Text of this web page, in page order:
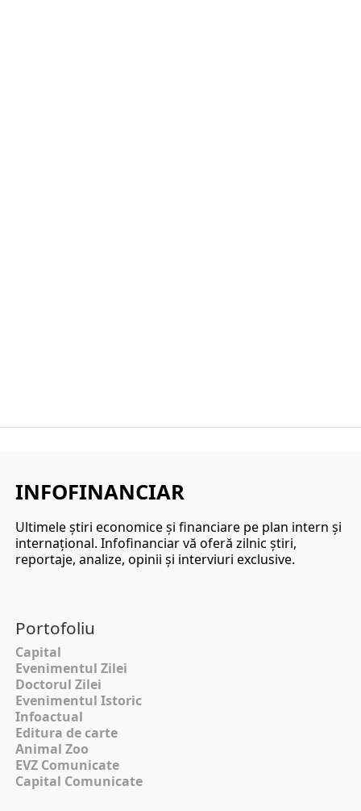
INFOFINANCIAR
Ultimele ştiri economice şi financiare pe plan intern şi
internaţional. Infofinanciar vă oferă zilnic ştiri,
reportaje, analize, opinii şi interviuri exclusive.
Portofoliu
Capital
Evenimentul Zilei
Doctorul Zilei
Evenimentul Istoric
Infoactual
Editura de carte
Animal Zoo
EVZ Comunicate
Capital Comunicate